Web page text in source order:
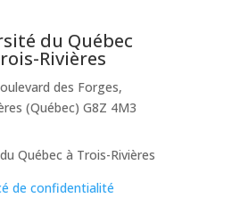
du Québec
Rivières
des Forges,
(Québec) G8Z 4M3
Québec à Trois-Rivières
de confidentialité